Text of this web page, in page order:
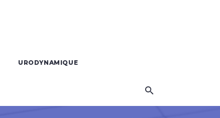
URODYNAMIQUE